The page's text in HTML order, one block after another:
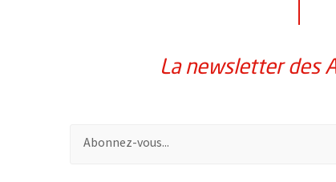
La newsletter des
Pour vous inscrire à la lettre d'information des